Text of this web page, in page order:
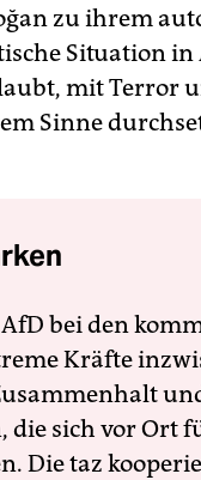
zu ihrem
Situation
mit Terror
Sinne
bei den
Kräfte
die sich vor Ort
Die taz